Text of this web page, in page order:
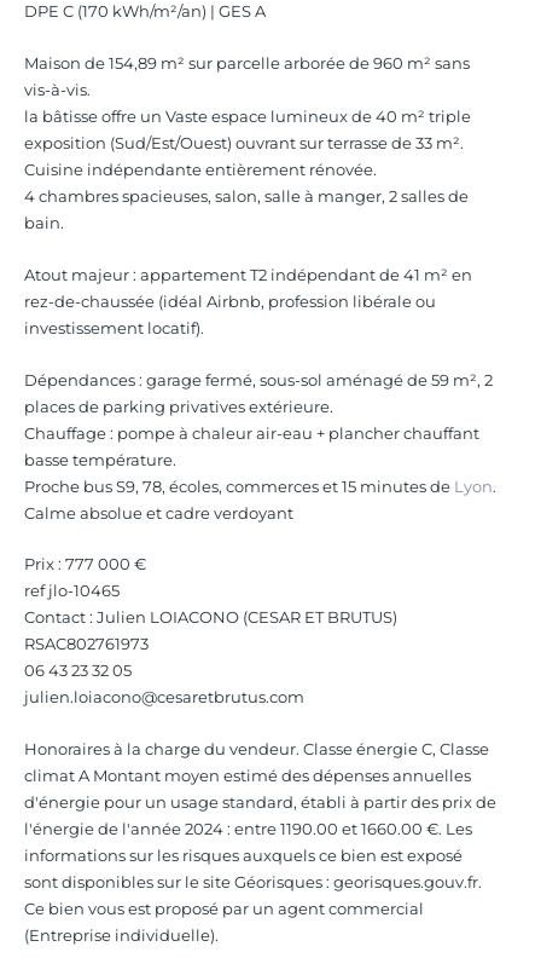
DPE C (170 kWh/m²/an) | GES A
Maison de 154,89 m² sur parcelle arborée de 960 m² sans
vis-à-vis.
la bâtisse offre un Vaste espace lumineux de 40 m² triple
exposition (Sud/Est/Ouest) ouvrant sur terrasse de 33 m².
Cuisine indépendante entièrement rénovée.
4 chambres spacieuses, salon, salle à manger, 2 salles de
bain.
Atout majeur : appartement T2 indépendant de 41 m² en
rez-de-chaussée (idéal Airbnb, profession libérale ou
investissement locatif).
Dépendances : garage fermé, sous-sol aménagé de 59 m², 2
places de parking privatives extérieure.
Chauffage : pompe à chaleur air-eau + plancher chauffant
basse température.
Proche bus S9, 78, écoles, commerces et 15 minutes de Lyon.
Calme absolue et cadre verdoyant
Prix : 777 000 €
ref jlo-10465
Contact : Julien LOIACONO (CESAR ET BRUTUS)
RSAC802761973
06 43 23 32 05
julien.loiacono@cesaretbrutus.com
Honoraires à la charge du vendeur. Classe énergie C, Classe
climat A Montant moyen estimé des dépenses annuelles
d'énergie pour un usage standard, établi à partir des prix de
l'énergie de l'année 2024 : entre 1190.00 et 1660.00 €. Les
informations sur les risques auxquels ce bien est exposé
sont disponibles sur le site Géorisques : georisques.gouv.fr.
Ce bien vous est proposé par un agent commercial
(Entreprise individuelle).